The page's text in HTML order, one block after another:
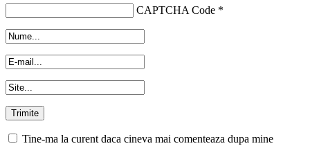
CAPTCHA Code *
Tine-ma la curent daca cineva mai comenteaza dupa mine